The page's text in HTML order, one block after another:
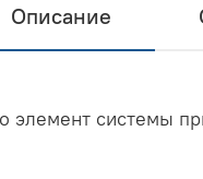
Описание
элемент системы